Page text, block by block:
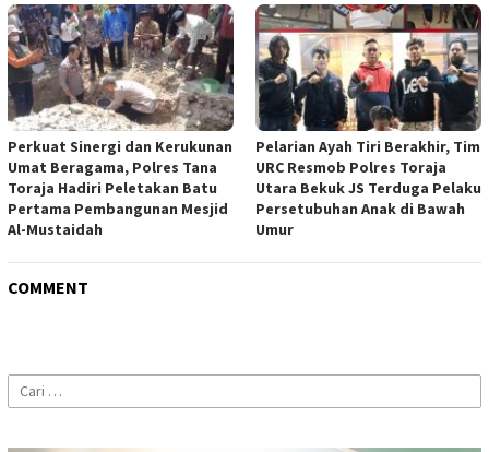
Perkuat Sinergi dan Kerukunan
Umat Beragama, Polres Tana
Toraja Hadiri Peletakan Batu
Pertama Pembangunan Mesjid
Al-Mustaidah
Pelarian Ayah Tiri Berakhir, Tim
URC Resmob Polres Toraja
Utara Bekuk JS Terduga Pelaku
Persetubuhan Anak di Bawah
Umur
COMMENT
Cari
untuk: